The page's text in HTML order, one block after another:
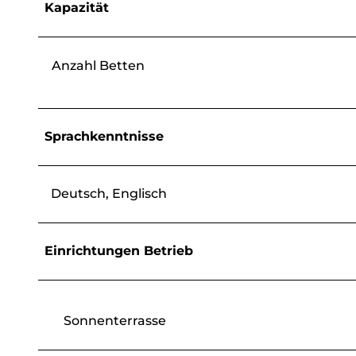
Kapazität
Anzahl Betten
Sprachkenntnisse
Deutsch, Englisch
Einrichtungen Betrieb
Sonnenterrasse